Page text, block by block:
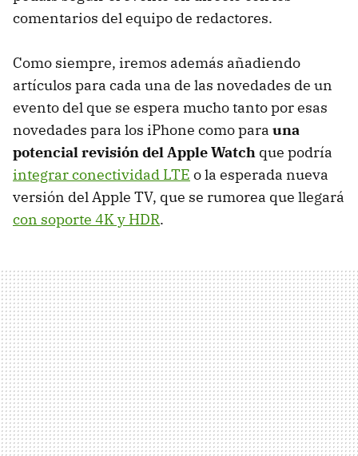
comentarios del equipo de redactores.
Como siempre, iremos además añadiendo
artículos para cada una de las novedades de un
evento del que se espera mucho tanto por esas
novedades para los iPhone como para una
potencial revisión del Apple Watch que podría
integrar conectividad LTE o la esperada nueva
versión del Apple TV, que se rumorea que llegará
con soporte 4K y HDR.